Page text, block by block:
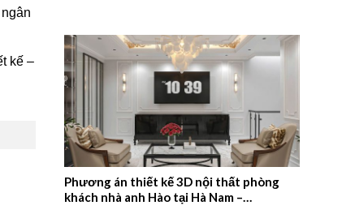
kế –
Phương án thiết kế 3D nội thất phòng
khách nhà anh Hào tại Hà Nam –